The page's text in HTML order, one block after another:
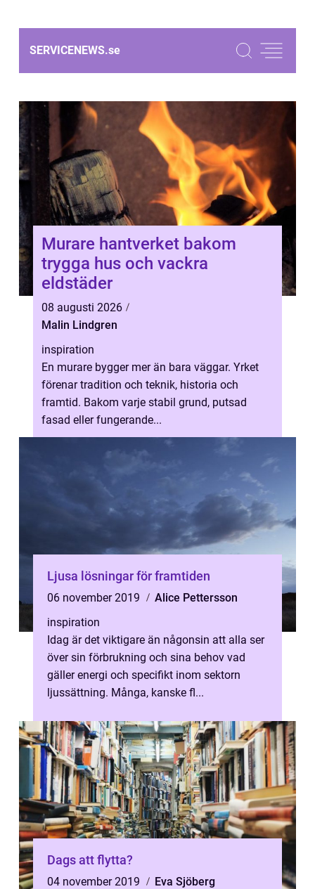
SERVICENEWS.se
Murare hantverket bakom
trygga hus och vackra
eldstäder
08 augusti 2026
Malin Lindgren
inspiration
En murare bygger mer än bara väggar. Yrket
förenar tradition och teknik, historia och
framtid. Bakom varje stabil grund, putsad
fasad eller fungerande...
Ljusa lösningar för framtiden
06 november 2019
Alice Pettersson
inspiration
Idag är det viktigare än någonsin att alla ser
över sin förbrukning och sina behov vad
gäller energi och specifikt inom sektorn
ljussättning. Många, kanske fl...
Dags att flytta?
04 november 2019
Eva Sjöberg